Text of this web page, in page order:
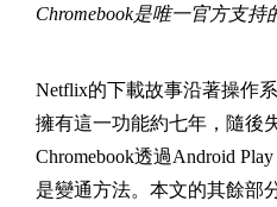
Chromebook是唯一官方支持
Netflix的下載故事沿著操作
擁有這一功能約七年，隨後
Chromebook透過Android
是變通方法。本文的其餘部